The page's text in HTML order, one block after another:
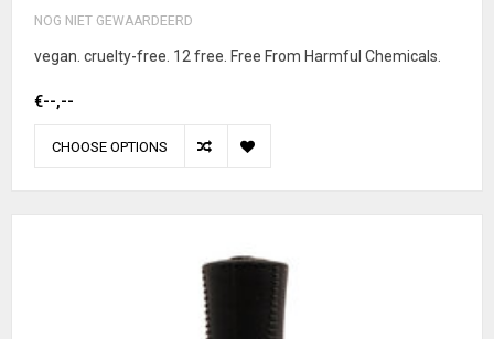
NOG NIET GEWAARDEERD
vegan. cruelty-free. 12 free. Free From Harmful Chemicals.
€--,--
CHOOSE OPTIONS